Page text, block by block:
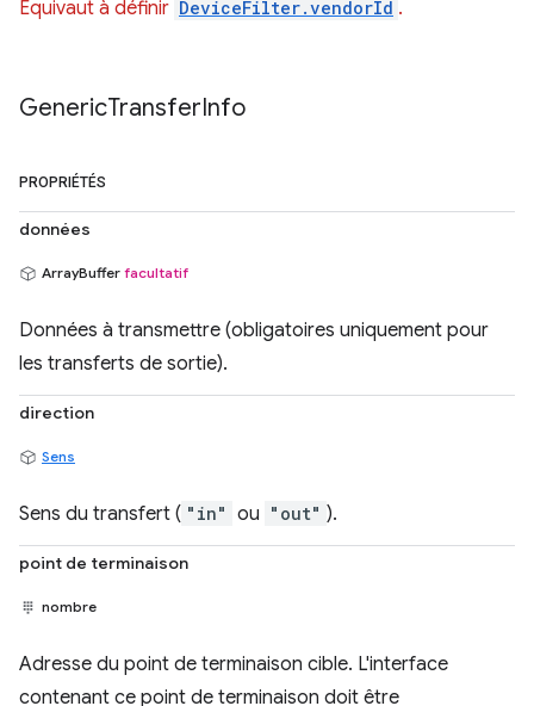
Équivaut à définir DeviceFilter.vendorId .
GenericTransferInfo
PROPRIÉTÉS
données
ArrayBuffer facultatif
Données à transmettre (obligatoires uniquement pour
les transferts de sortie).
direction
Sens
Sens du transfert ( "in" ou "out" ).
point de terminaison
nombre
Adresse du point de terminaison cible. L'interface
contenant ce point de terminaison doit être